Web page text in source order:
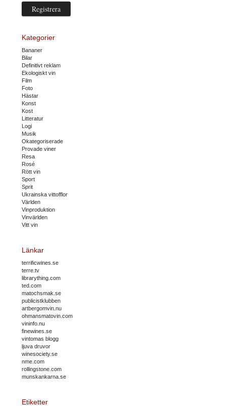
Kategorier
Bananer
Bilar
Definitivt reklam
Ekologiskt vin
Film
Foto
Hästar
Konst
Kost
Litteratur
Logi
Musik
Okategoriserade
Provade viner
Resa
Rosé
Rött vin
Sport
Sprit
Ukrainska vittofflor
Världen
Vinproduktion
Vinvärlden
Vitt vin
Länkar
terrificwines.se
terre.tv
librarything.com
ted.com
matochsmak.se
publicistklubben
artbergomvin.nu
ohmansmatovin.com
vininfo.nu
finewines.se
vintomas blogg
ljuva druvor
winesociety.se
nme.com
rollingstone.com
munskankarna.se
Etiketter